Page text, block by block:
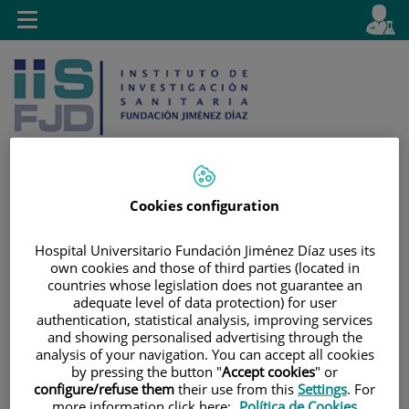
Jump to content
selector
Active
en
Toggle
navigation
Cookies configuration
Hospital Universitario Fundación Jiménez Díaz uses its
own cookies and those of third parties (located in
countries whose legislation does not guarantee an
adequate level of data protection) for user
authentication, statistical analysis, improving services
and showing personalised advertising through the
analysis of your navigation. You can accept all cookies
by pressing the button "Accept cookies" or
configure/refuse them their use from this Settings. For